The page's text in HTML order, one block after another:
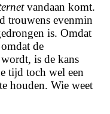
vandaan komt.
trouwens evenmin
is. Omdat
de
is de kans
tijd toch wel een
houden. Wie weet